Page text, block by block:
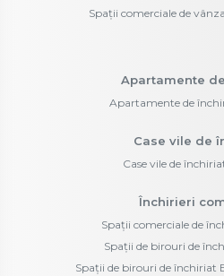
Spații comerciale de
Apartamente
Apartamente de
Case vile de
Case vile de
Închirieri
Spații comerciale de
Spații de birouri de
Spații de birouri de închiriat